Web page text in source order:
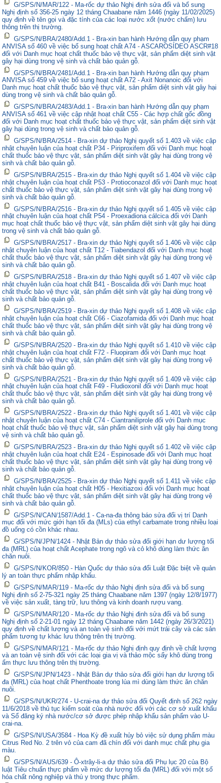
G/SPS/N/MAR/122 - Ma-rốc dự thảo Nghị định sửa đổi và bổ sung
Nghị định số 356-25 ngày 12 tháng Chaabane năm 1446 (ngày 11/02/2025)
quy định về tên gọi và đặc tính của các loại nước xốt (nước chấm) lưu
thông trên thị trường.
G/SPS/N/BRA/2480/Add.1 - Bra-xin ban hành Hướng dẫn quy phạm
ANVISA số 460 về việc bổ sung hoạt chất A74 - ASCAROSÍDEO ASCR#18
đối với Danh mục hoạt chất thuốc bảo vệ thực vật, sản phẩm diệt sinh vật
gây hại dùng trong vệ sinh và chất bảo quản gỗ.
G/SPS/N/BRA/2481/Add.1 - Bra-xin ban hành Hướng dẫn quy phạm
ANVISA số 459 về việc bổ sung hoạt chất A72 - Axit Nonanoic đối với
Danh mục hoạt chất thuốc bảo vệ thực vật, sản phẩm diệt sinh vật gây hại
dùng trong vệ sinh và chất bảo quản gỗ.
G/SPS/N/BRA/2483/Add.1 - Bra-xin ban hành Hướng dẫn quy phạm
ANVISA số 461 về việc cập nhật hoạt chất C55 - Các hợp chất gốc đồng
đối với Danh mục hoạt chất thuốc bảo vệ thực vật, sản phẩm diệt sinh vật
gây hại dùng trong vệ sinh và chất bảo quản gỗ.
G/SPS/N/BRA/2514 - Bra-xin dự thảo Nghị quyết số 1.403 về việc cập
nhật chuyên luận của hoạt chất P34 - Piriproxifem đối với Danh mục hoạt
chất thuốc bảo vệ thực vật, sản phẩm diệt sinh vật gây hại dùng trong vệ
sinh và chất bảo quản gỗ.
G/SPS/N/BRA/2515 - Bra-xin dự thảo Nghị quyết số 1.404 về việc cập
nhật chuyên luận của hoạt chất P53 - Protioconazol đối với Danh mục hoạt
chất thuốc bảo vệ thực vật, sản phẩm diệt sinh vật gây hại dùng trong vệ
sinh và chất bảo quản gỗ.
G/SPS/N/BRA/2516 - Bra-xin dự thảo Nghị quyết số 1.405 về việc cập
nhật chuyên luận của hoạt chất P54 - Proexadiona cálcica đối với Danh
mục hoạt chất thuốc bảo vệ thực vật, sản phẩm diệt sinh vật gây hại dùng
trong vệ sinh và chất bảo quản gỗ.
G/SPS/N/BRA/2517 - Bra-xin dự thảo Nghị quyết số 1.406 về việc cập
nhật chuyên luận của hoạt chất T12 - Tiabendazol đối với Danh mục hoạt
chất thuốc bảo vệ thực vật, sản phẩm diệt sinh vật gây hại dùng trong vệ
sinh và chất bảo quản gỗ.
G/SPS/N/BRA/2518 - Bra-xin dự thảo Nghị quyết số 1.407 về việc cập
nhật chuyên luận của hoạt chất B41 - Boscalida đối với Danh mục hoạt
chất thuốc bảo vệ thực vật, sản phẩm diệt sinh vật gây hại dùng trong vệ
sinh và chất bảo quản gỗ.
G/SPS/N/BRA/2519 - Bra-xin dự thảo Nghị quyết số 1.408 về việc cập
nhật chuyên luận của hoạt chất C66 - Ciazofamida đối với Danh mục hoạt
chất thuốc bảo vệ thực vật, sản phẩm diệt sinh vật gây hại dùng trong vệ
sinh và chất bảo quản gỗ.
G/SPS/N/BRA/2520 - Bra-xin dự thảo Nghị quyết số 1.410 về việc cập
nhật chuyên luận của hoạt chất F72 - Fluopiram đối với Danh mục hoạt
chất thuốc bảo vệ thực vật, sản phẩm diệt sinh vật gây hại dùng trong vệ
sinh và chất bảo quản gỗ.
G/SPS/N/BRA/2521 - Bra-xin dự thảo Nghị quyết số 1.409 về việc cập
nhật chuyên luận của hoạt chất F49 - Fludioxonil đối với Danh mục hoạt
chất thuốc bảo vệ thực vật, sản phẩm diệt sinh vật gây hại dùng trong vệ
sinh và chất bảo quản gỗ.
G/SPS/N/BRA/2522 - Bra-xin dự thảo Nghị quyết số 1.401 về việc cập
nhật chuyên luận của hoạt chất C74 - Ciantraniliprole đối với Danh mục
hoạt chất thuốc bảo vệ thực vật, sản phẩm diệt sinh vật gây hại dùng trong
vệ sinh và chất bảo quản gỗ.
G/SPS/N/BRA/2523 - Bra-xin dự thảo Nghị quyết số 1.402 về việc cập
nhật chuyên luận của hoạt chất E24 - Espinosade đối với Danh mục hoạt
chất thuốc bảo vệ thực vật, sản phẩm diệt sinh vật gây hại dùng trong vệ
sinh và chất bảo quản gỗ.
G/SPS/N/BRA/2525 - Bra-xin dự thảo Nghị quyết số 1.411 về việc cập
nhật chuyên luận của hoạt chất H05 - Hexitiazoxi đối với Danh mục hoạt
chất thuốc bảo vệ thực vật, sản phẩm diệt sinh vật gây hại dùng trong vệ
sinh và chất bảo quản gỗ.
G/SPS/N/CAN/1587/Add.1 - Ca-na-đa thông báo sửa đổi vị trí Danh
mục đối với mức giới hạn tối đa (MLs) của ethyl carbamate trong nhiều loại
đồ uống có cồn khác nhau.
G/SPS/N/JPN/1424 - Nhật Bản dự thảo sửa đổi giới hạn dư lượng tối
đa (MRL) của hoạt chất Acephate trong ngô và cỏ khô dùng làm thức ăn
chăn nuôi.
G/SPS/N/KOR/850 - Hàn Quốc dự thảo sửa đổi Luật Đặc biệt về quản
lý an toàn thực phẩm nhập khẩu.
G/SPS/N/MAR/119 - Ma-rốc dự thảo Nghị định sửa đổi và bổ sung
Nghị định số 2-75-321 ngày 25 tháng Chaabane năm 1397 (ngày 12/8/1977)
về việc sản xuất, tàng trữ, lưu thông và kinh doanh rượu vang.
G/SPS/N/MAR/120 - Ma-rốc dự thảo Nghị định sửa đổi và bổ sung
Nghị định số 2-21-01 ngày 12 tháng Chaabane năm 1442 (ngày 26/3/2021)
quy định về chất lượng và an toàn vệ sinh đối với mứt trái cây và các sản
phẩm tương tự khác lưu thông trên thị trường.
G/SPS/N/MAR/121 - Ma-rốc dự thảo Nghị định quy định về chất lượng
và an toàn vệ sinh đối với các loại gia vị và thảo mộc sấy khô dùng trong
ẩm thực lưu thông trên thị trường.
G/SPS/N/JPN/1423 - Nhật Bản dự thảo sửa đổi giới hạn dư lượng tối
đa (MRL) của hoạt chất Phenthoate trong lúa mì dùng làm thức ăn chăn
nuôi.
G/SPS/N/UKR/274 - U-crai-na dự thảo sửa đổi Quyết định số 262 ngày
11/6/2018 về thủ tục kiểm soát của nhà nước đối với các cơ sở xuất khẩu
và Sổ đăng ký nhà nước/cơ sở được phép nhập khẩu sản phẩm vào U-
crai-na.
G/SPS/N/USA/3584 - Hoa Kỳ đề xuất hủy bỏ việc sử dụng phẩm màu
Citrus Red No. 2 trên vỏ của cam đã chín đối với danh mục chất phụ gia
màu.
G/SPS/N/AUS/639 - Ô-xtrây-li-a dự thảo sửa đổi Phụ lục 20 của Bộ
luật Tiêu chuẩn thực phẩm về mức dư lượng tối đa (MRL) đối với một số
hóa chất nông nghiệp và thú y trong thực phẩm.